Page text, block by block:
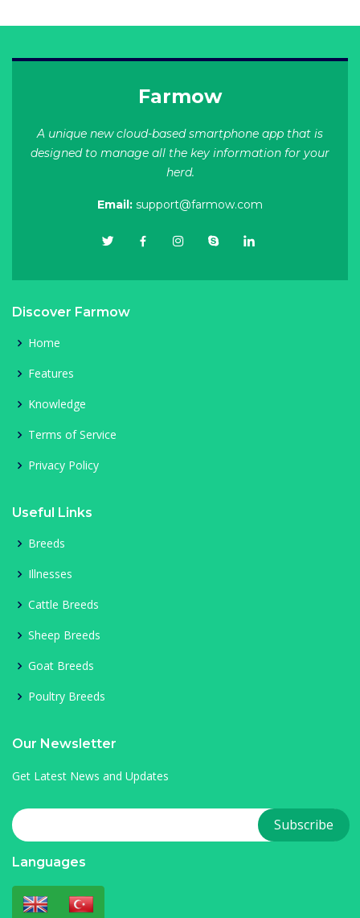
Farmow
A unique new cloud-based smartphone app that is
designed to manage all the key information for your
herd.
Email: support@farmow.com
Discover Farmow
Home
Features
Knowledge
Terms of Service
Privacy Policy
Useful Links
Breeds
Illnesses
Cattle Breeds
Sheep Breeds
Goat Breeds
Poultry Breeds
Our Newsletter
Get Latest News and Updates
Languages